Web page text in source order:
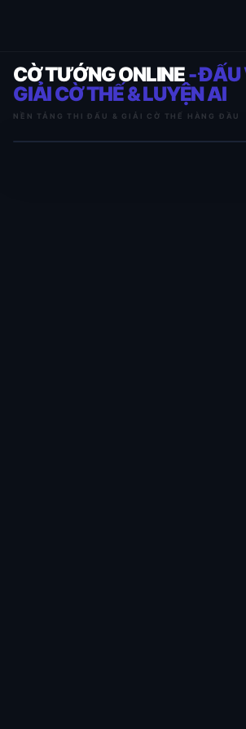
CỜ TƯỚNG ONLINE- ĐẤU
GIẢI CỜ THẾ & LUYỆN AI
NỀN TẢNG THI ĐẤU & GIẢI CỜ THẾ HÀNG ĐẦU